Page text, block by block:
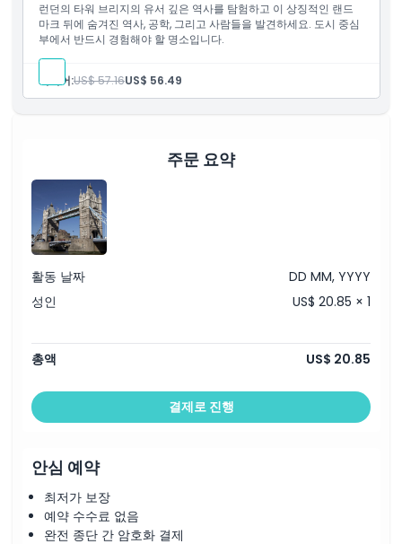
런던의 타워 브리지의 유서 깊은 역사를 탐험하고 이 상징적인 랜드
마크 뒤에 숨겨진 역사, 공학, 그리고 사람들을 발견하세요. 도시 중심
부에서 반드시 경험해야 할 명소입니다.
시니어:US$ 57.16US$ 56.49
주문 요약
활동 날짜
DD MM, YYYY
성인
US$ 20.85 × 1
총액 US$ 20.85
결제로 진행
안심 예약
최저가 보장
예약 수수료 없음
완전 종단 간 암호화 결제